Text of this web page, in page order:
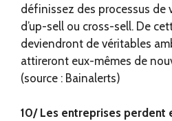
définissez des processus de
d’up-sell ou cross-sell. De
deviendront de véritables
attireront eux-mêmes de
(source : Bainalerts)
10/ Les entreprises perdent